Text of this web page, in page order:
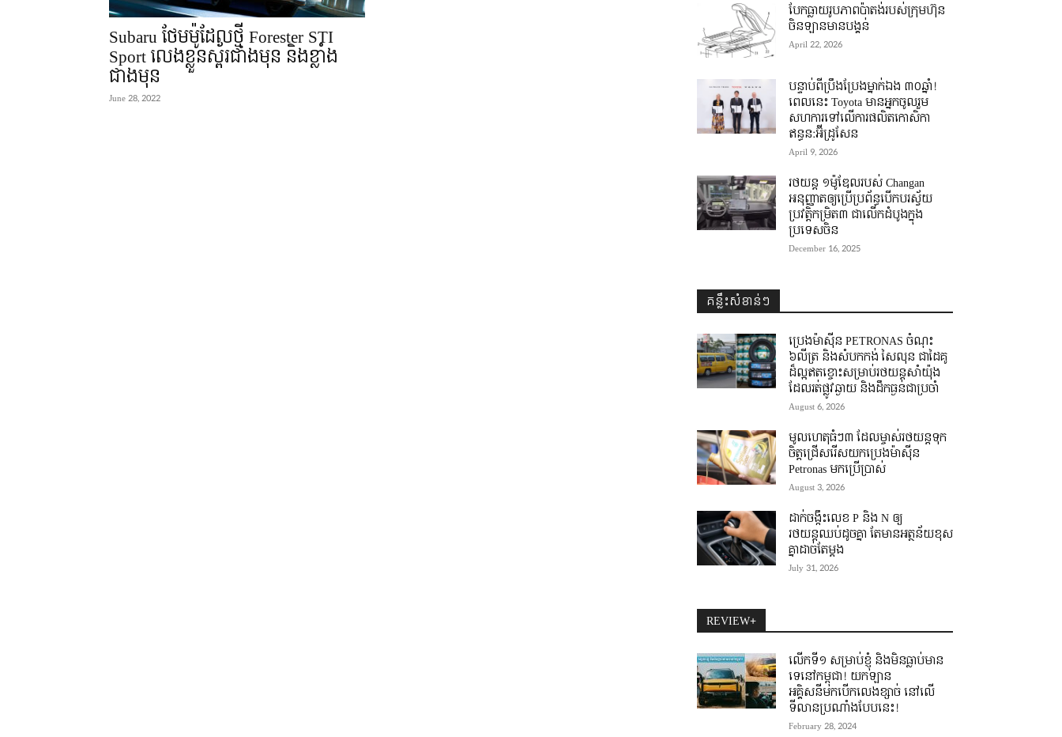
Subaru ថែមម៉ូដែលថ្មី Forester STI
Sport លេងខ្លួនស្ព័រជាងមុន និងខ្លាំង
ជាងមុន
June 28, 2022
បែកធ្លាយរូបភាពប៉ាតង់របស់ក្រុមហ៊ុន
ចិនឡានមានបង្គន់
April 22, 2026
បន្ទាប់ពីប្រឹងប្រែងម្នាក់ឯង ៣០ឆ្នាំ! ​
ពេលនេះ Toyota មានអ្នកចូលរួម
សហការទៅលើការផលិតកោសិកា
ឥន្ធន:អ៊ីដ្រូសែន
April 9, 2026
រថយន្ត ១ម៉ូឌែលរបស់ Changan
អនុញ្ញាតឲ្យប្រើប្រព័ន្ធបើកបរស្វ័យ
ប្រវត្តិកម្រិត៣ ជាលើកដំបូងក្នុង
ប្រទេសចិន
December 16, 2025
គន្លឹះសំខាន់ៗ
ប្រេងម៉ាស៊ីន PETRONAS ចំណុះ
៦លីត្រ និងសំបកកង់ សៃលុន ជាដៃគូ
ដ៏ល្អឥតខ្ចោះសម្រាប់រថយន្តសាំយ៉ុង
ដែលរត់ផ្លូវឆ្ងាយ និងដឹកធ្ងន់ជាប្រចាំ
August 6, 2026
មូលហេតុធំៗ៣ ដែលម្ចាស់រថយន្តទុក
ចិត្តជ្រើសរើសយកប្រេងម៉ាស៊ីន
Petronas មកប្រើប្រាស់
August 3, 2026
ដាក់ចង្កឹះលេខ P និង N ឲ្យ
រថយន្តឈប់ដូចគ្នា តែមានអត្ថន័យខុស
គ្នាដាច់តែម្តង
July 31, 2026
REVIEW+
លើកទី១ សម្រាប់ខ្ញុំ និងមិនធ្លាប់មាន
ទេនៅកម្ពុជា! យកឡាន
អគ្គិសនីមកបើកលេងខ្សាច់ នៅលើ
ទីលានប្រណាំងបែបនេះ!
February 28, 2024